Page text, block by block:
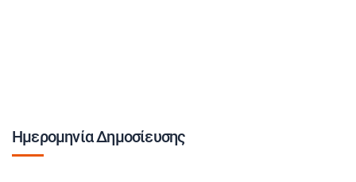
Ημερομηνία Δημοσίευσης